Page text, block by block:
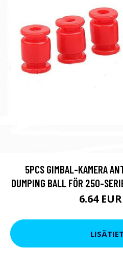
5PCS GIMBAL-KAMERA
DUMPING BALL FÖR 250-
6.64 EUR